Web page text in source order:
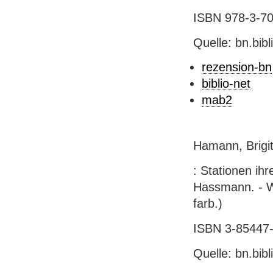
ISBN 978-3-
Quelle:
rezension-bn
biblio-net
mab2
Hamann,
: Stationen
Hassmann. -
farb.)
ISBN 3-
Quelle: